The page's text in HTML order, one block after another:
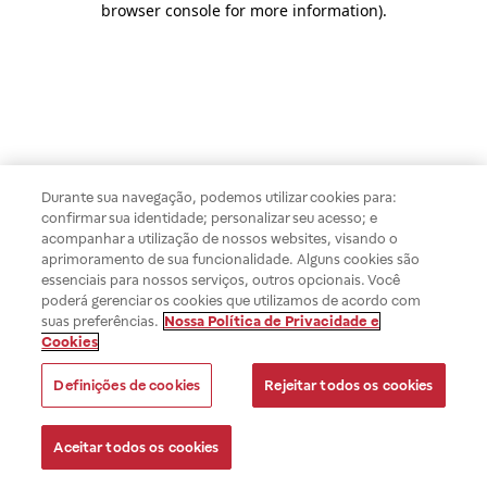
browser console for more information).
Durante sua navegação, podemos utilizar cookies para:
confirmar sua identidade; personalizar seu acesso; e
acompanhar a utilização de nossos websites, visando o
aprimoramento de sua funcionalidade. Alguns cookies são
essenciais para nossos serviços, outros opcionais. Você
poderá gerenciar os cookies que utilizamos de acordo com
suas preferências. Nossa Política de Privacidade e
Cookies
Definições de cookies Rejeitar todos os cookies
Aceitar todos os cookies